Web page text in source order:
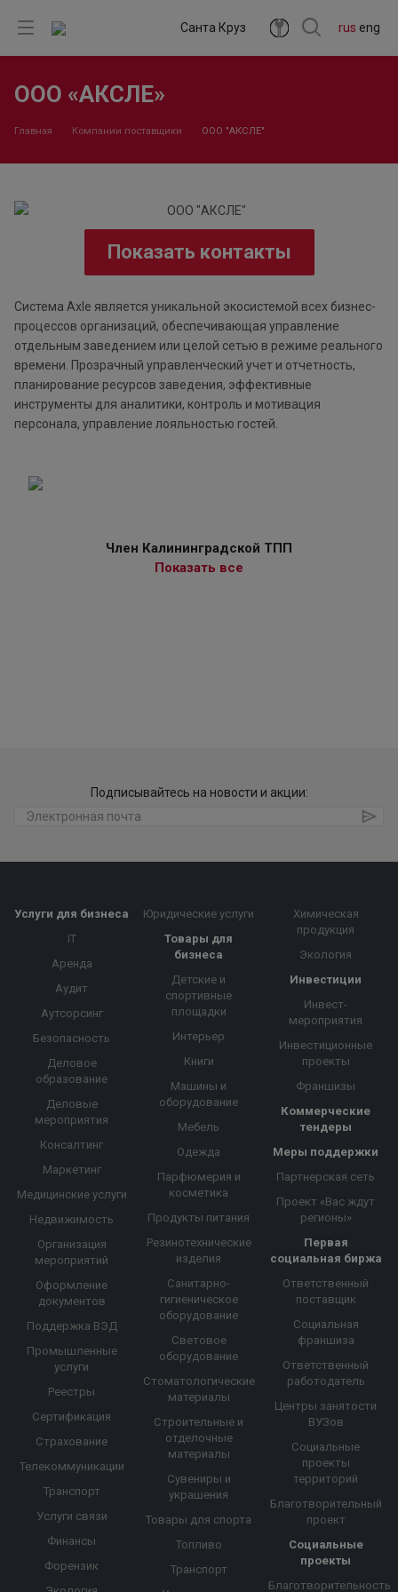
rus eng
Санта Круз
ООО «АКСЛЕ»
Главная Компании поставщики ООО "АКСЛЕ"
Показать контакты
Система Axle является уникальной экосистемой всех бизнес-
процессов организаций, обеспечивающая управление
отдельным заведением или целой сетью в режиме реального
времени. Прозрачный управленческий учет и отчетность,
планирование ресурсов заведения, эффективные
инструменты для аналитики, контроль и мотивация
персонала, управление лояльностью гостей.
Член Калининградской ТПП
Показать все
Подписывайтесь на новости и акции:
Услуги для бизнеса
IT
Аренда
Аудит
Аутсорсинг
Безопасность
Деловое
образование
Деловые
мероприятия
Консалтинг
Маркетинг
Медицинские услуги
Недвижимость
Организация
мероприятий
Оформление
документов
Поддержка ВЭД
Промышленные
услуги
Реестры
Сертификация
Страхование
Телекоммуникации
Транспорт
Услуги связи
Финансы
Форензик
Юридические услуги
Товары для
бизнеса
Детские и
спортивные
площадки
Интерьер
Книги
Машины и
оборудование
Мебель
Одежда
Парфюмерия и
косметика
Продукты питания
Резинотехнические
изделия
Санитарно-
гигиеническое
оборудование
Световое
оборудование
Стоматологические
материалы
Строительные и
отделочные
материалы
Сувениры и
украшения
Товары для спорта
Топливо
Транспорт
Химическая
продукция
Экология
Инвестиции
Инвест-
мероприятия
Инвестиционные
проекты
Франшизы
Коммерческие
тендеры
Меры поддержки
Партнерская сеть
Проект «Вас ждут
регионы»
Первая
социальная биржа
Ответственный
поставщик
Социальная
франшиза
Ответственный
работодатель
Центры занятости
ВУЗов
Социальные
проекты
территорий
Благотворительный
проект
Социальные
проекты
Благотворительность